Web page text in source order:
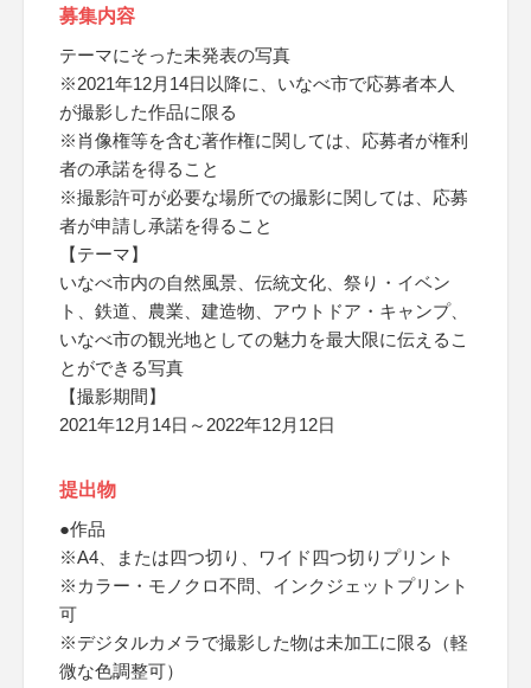
募集内容
テーマにそった未発表の写真
※2021年12月14日以降に、いなべ市で応募者本人
が撮影した作品に限る
※肖像権等を含む著作権に関しては、応募者が権利
者の承諾を得ること
※撮影許可が必要な場所での撮影に関しては、応募
者が申請し承諾を得ること
【テーマ】
いなべ市内の自然風景、伝統文化、祭り・イベン
ト、鉄道、農業、建造物、アウトドア・キャンプ、
いなべ市の観光地としての魅力を最大限に伝えるこ
とができる写真
【撮影期間】
2021年12月14日～2022年12月12日
提出物
●作品
※A4、または四つ切り、ワイド四つ切りプリント
※カラー・モノクロ不問、インクジェットプリント
可
※デジタルカメラで撮影した物は未加工に限る（軽
微な色調整可）